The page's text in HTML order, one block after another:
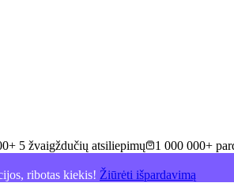
5 žvaigždučių atsiliepimų 1 000 000+
ribotas kiekis! Žiūrėti išpardavimą